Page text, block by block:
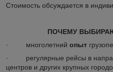
Стоимость обсуждается в
ПОЧЕМУ
· многолетний опыт
· регулярные рейсы в
центров и других крупных